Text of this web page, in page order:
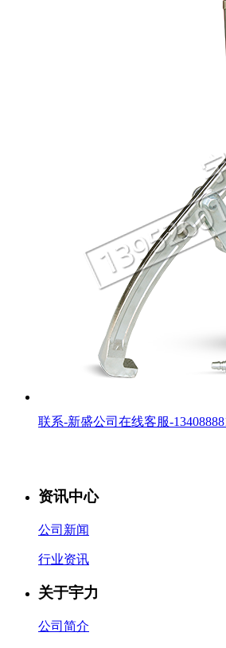
联系-新盛公司在线客服-
资讯中心
公司新闻
行业资讯
关于宇力
公司简介